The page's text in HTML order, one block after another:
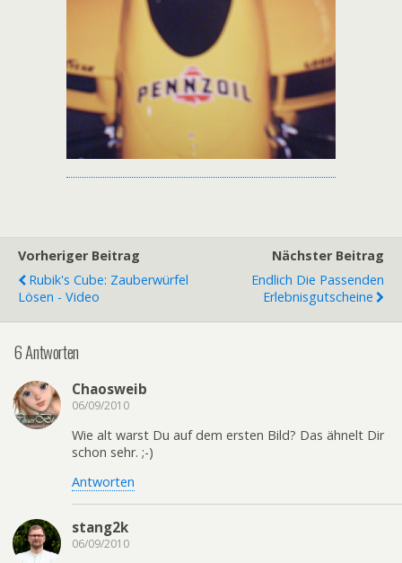
Vorheriger Beitrag
Rubik's Cube: Zauberwürfel
Lösen - Video
Nächster Beitrag
Endlich Die Passenden
Erlebnisgutscheine
6 Antworten
Chaosweib
06/09/2010
Wie alt warst Du auf dem ersten Bild? Das ähnelt Dir
schon sehr. ;-)
Antworten
stang2k
06/09/2010